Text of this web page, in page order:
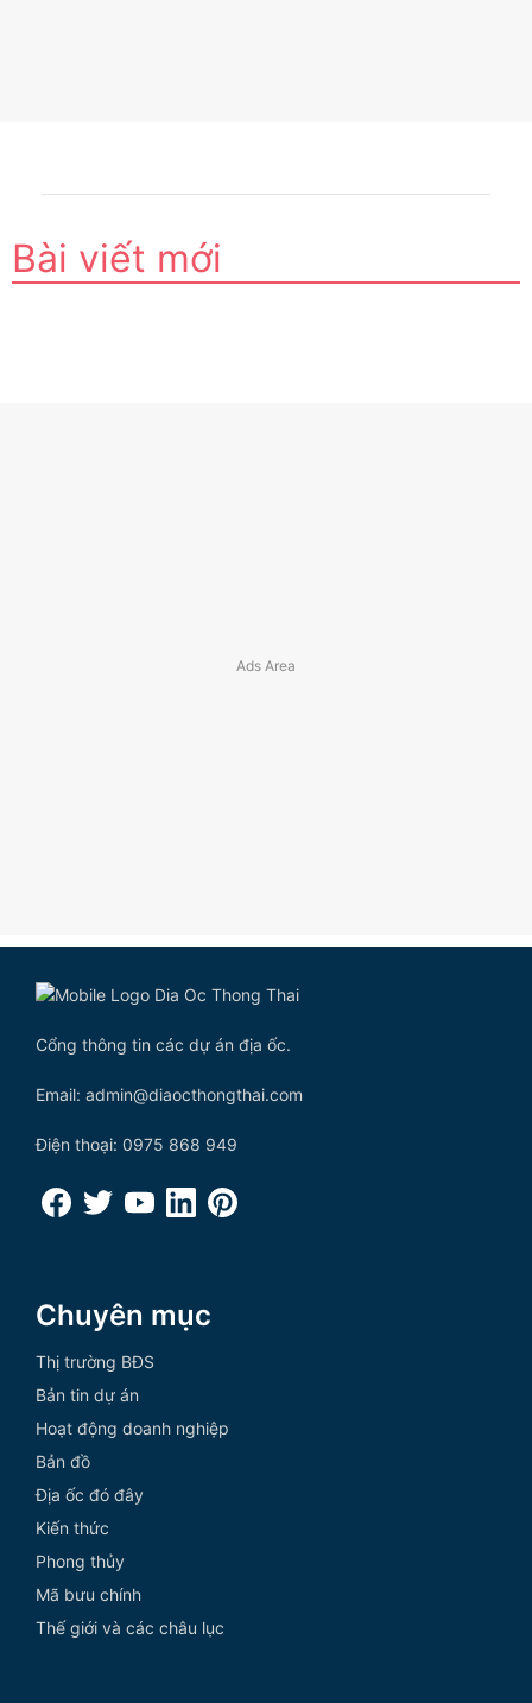
Bài viết mới
Cổng thông tin các dự án địa ốc.
Email: admin@diaocthongthai.com
Điện thoại: 0975 868 949
Chuyên mục
Thị trường BĐS
Bản tin dự án
Hoạt động doanh nghiệp
Bản đồ
Địa ốc đó đây
Kiến thức
Phong thủy
Mã bưu chính
Thế giới và các châu lục